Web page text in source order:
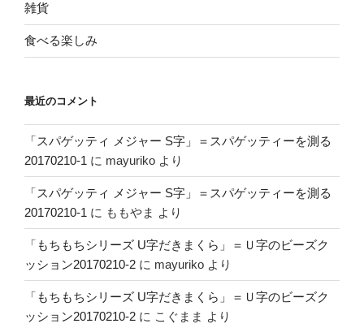
雑貨
食べる楽しみ
最近のコメント
「スパゲッティ メジャー S字」＝スパゲッティーを測る
20170210-1 に mayuriko より
「スパゲッティ メジャー S字」＝スパゲッティーを測る
20170210-1 に ももやま より
「もちもちシリーズ U字だきまくら」＝Ｕ字のビーズク
ッション20170210-2 に mayuriko より
「もちもちシリーズ U字だきまくら」＝Ｕ字のビーズク
ッション20170210-2 に こぐまま より